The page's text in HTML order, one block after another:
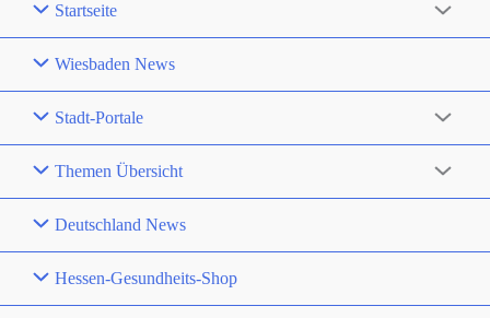
Startseite
Wiesbaden News
Stadt-Portale
Themen Übersicht
Deutschland News
Hessen-Gesundheits-Shop